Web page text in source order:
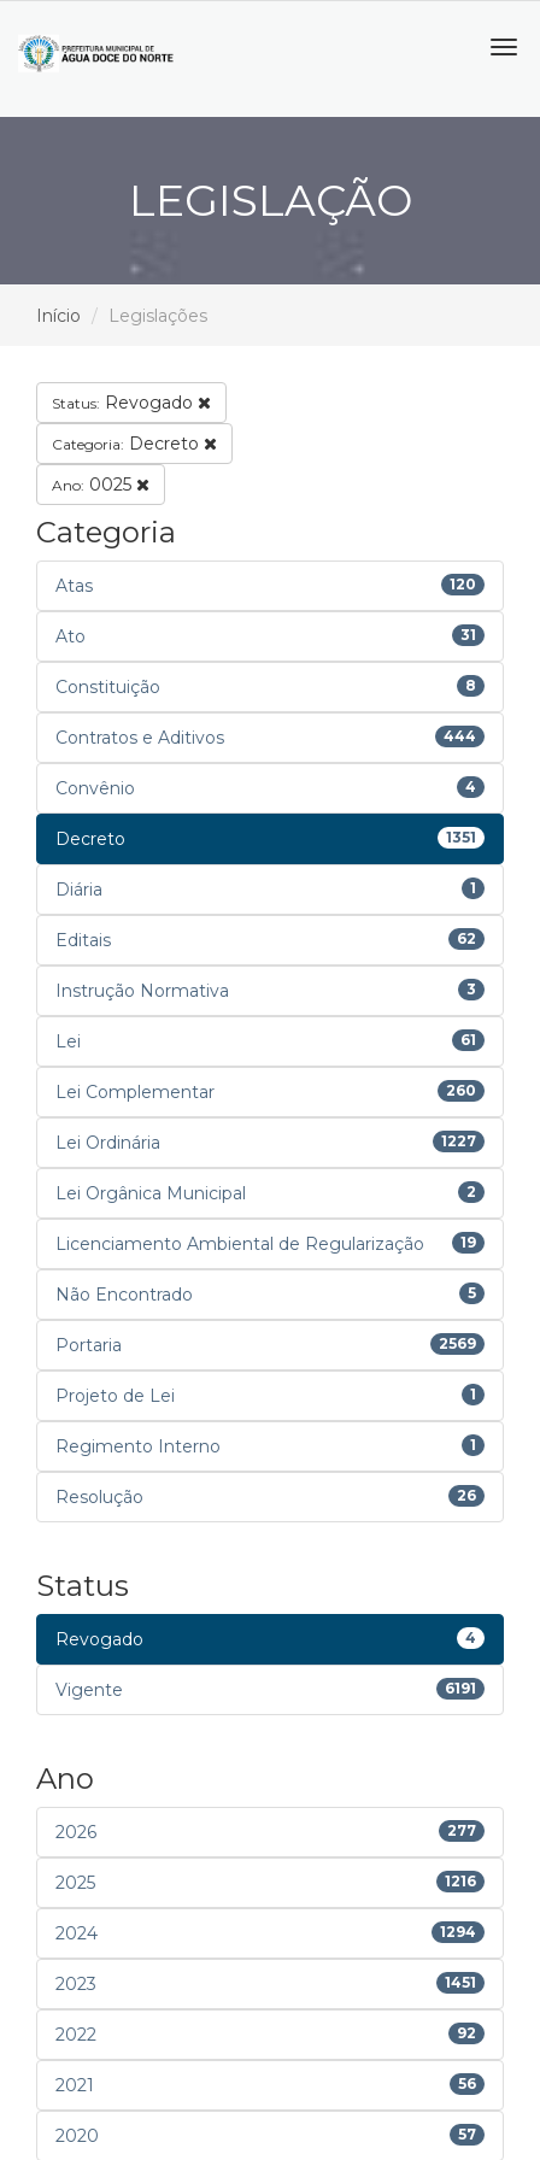
LEGISLAÇÃO
Início Legislações
Status: Revogado
Categoria: Decreto
Ano: 0025
Categoria
Atas 120
Ato 31
Constituição 8
Contratos e Aditivos 444
Convênio 4
Decreto 1351
Diária 1
Editais 62
Instrução Normativa 3
Lei 61
Lei Complementar 260
Lei Ordinária 1227
Lei Orgânica Municipal 2
Licenciamento Ambiental de Regularização 19
Não Encontrado 5
Portaria 2569
Projeto de Lei 1
Regimento Interno 1
Resolução 26
Status
Revogado 4
Vigente 6191
Ano
2026 277
2025 1216
2024 1294
2023 1451
2022 92
2021 56
2020 57